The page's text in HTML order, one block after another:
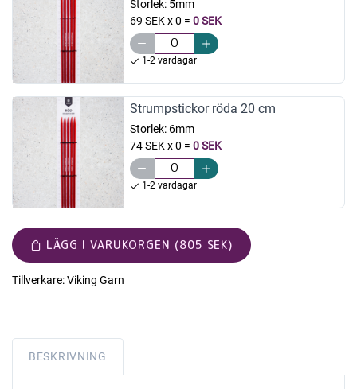
Storlek: 5mm
69 SEK x 0 = 0 SEK
1-2 vardagar
Strumpstickor röda 20 cm
Storlek: 6mm
74 SEK x 0 = 0 SEK
1-2 vardagar
LÄGG I VARUKORGEN (805 SEK)
Tillverkare:Viking Garn
BESKRIVNING